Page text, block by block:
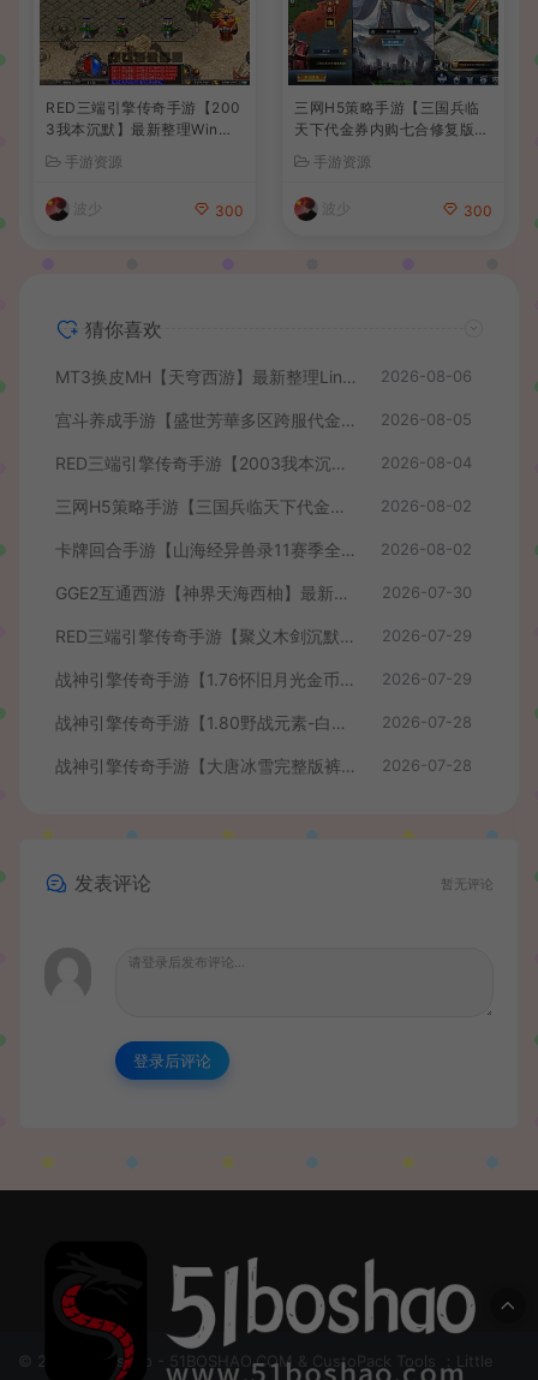
RED三端引擎传奇手游【200
3我本沉默】最新整理Win系
服务端+安卓苹果PC三端+详
细搭建教程
手游资源
波少 300
三网H5策略手游【三国兵临
天下代金券内购七合修复版】
最新整理单机一键即玩镜像端
+Linux手工服务端+管理后台
+GM授权后台+简易安卓客户
端+详细搭建教程+视频教程
手游资源
波少 300
猜你喜欢
MT3换皮MH【天穹西游】最新整理Linux手工服务端+安卓苹果双端+GM后台+详细搭建教程+全套源码+视频教程 2026-08-06
宫斗养成手游【盛世芳華多区跨服代金券本地优化版】最新整理单机一键即玩端+Linux手工服务端+CDK授权后台+安卓+详细搭建教程 2026-08-05
RED三端引擎传奇手游【2003我本沉默】最新整理Win系服务端+安卓苹果PC三端+详细搭建教程 2026-08-04
三网H5策略手游【三国兵临天下代金券内购七合修复版】最新整理单机一键即玩镜像端+Linux手工服务端+管理后台+GM授权后台+简易安卓客户端+详细搭建教程+视频教程 2026-08-02
卡牌回合手游【山海经异兽录11赛季全人物代金券内购版】最新整理WIN系服务端+授权GM后台+管理后台+热更修改工具+安卓+详细搭建教程 2026-08-02
GGE2互通西游【神界天海西柚】最新整理Win系服务端+安卓苹果PC三端+内置GM工具+全套源码+详细搭建教程+视频教程 2026-07-30
RED三端引擎传奇手游【聚义木剑沉默高仿嘟嘟沉默】最新整理Win系服务端+安卓苹果PC三端+详细搭建教程 2026-07-29
战神引擎传奇手游【1.76怀旧月光金币版】最新整理Win系复古服务端+安卓苹果双端+GM授权物品后台+详细搭建教程 2026-07-29
战神引擎传奇手游【1.80野战元素-白猪7.2免授权】最新整理Win系特色服务端+安卓+GM授权物品后台+详细搭建教程 2026-07-28
战神引擎传奇手游【大唐冰雪完整版裤衩7.0免授权】最新整理Win系特色服务端+GM授权后台+安卓苹果双端+详细搭建教程 2026-07-28
发表评论 暂无评论
登录后评论
© 2024 51boshao - 51BOSHAO.COM & CustoPack Tools ：Little